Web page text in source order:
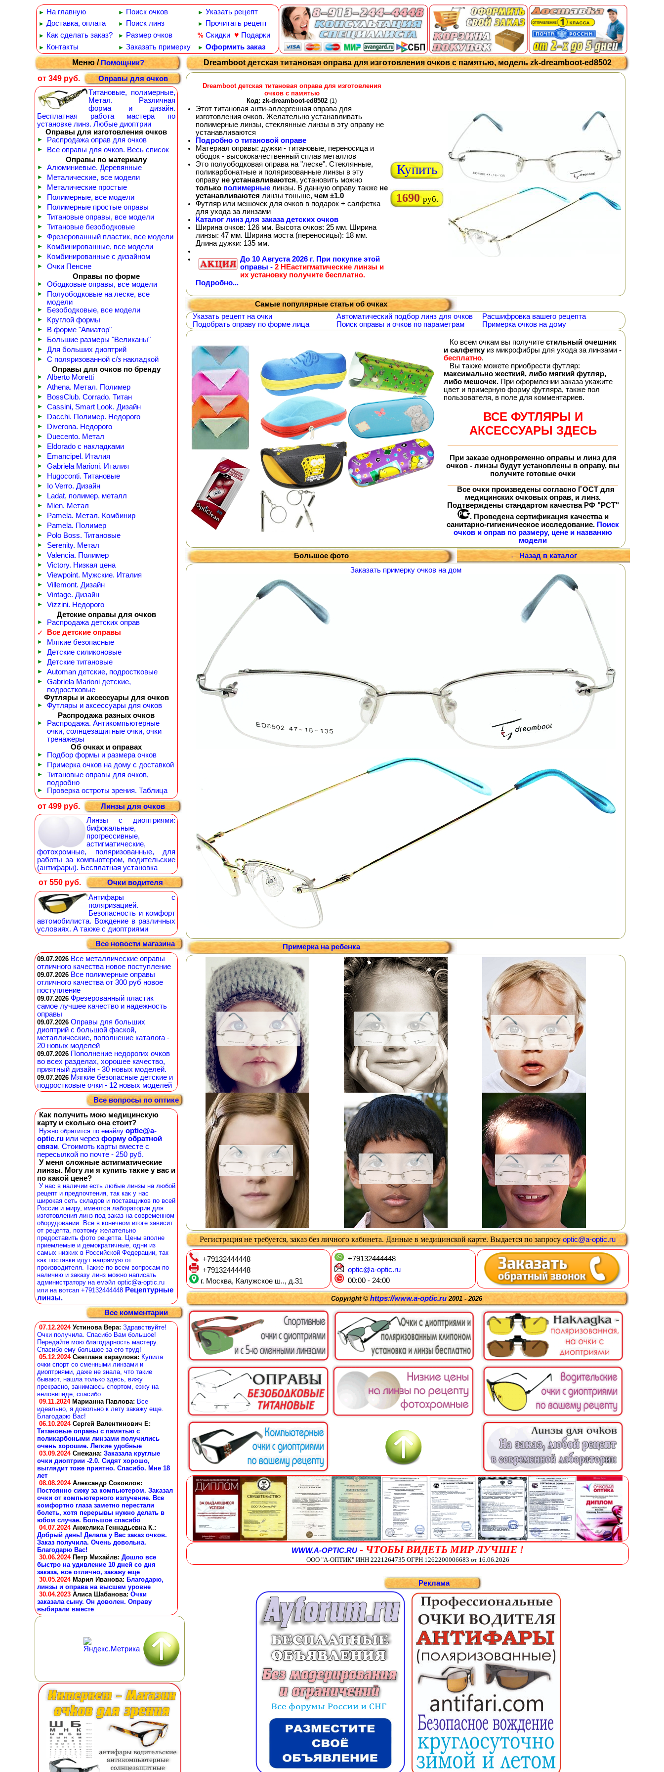
► На главную ► Поиск очков ► Указать рецепт
► Доставка, оплата ► Поиск линз ► Прочитать рецепт
► Как сделать заказ? ► Размер очков % Скидки ♥ Подарки
► Контакты ► Заказать примерку ► Оформить заказ
Меню /Помощник?
от 349 руб.
Оправы для очков
Титановые, полимерные,
Метал. Различная
форма и дизайн.
Бесплатная работа мастера по
установке линз. Любые диоптрии
Оправы для изготовления очков
► Распродажа оправ для очков
►
Все оправы для очков. Весь список
Оправы по материалу
► Алюминиевые. Деревянные
► Металические, все модели
► Металические простые
► Полимерные, все модели
► Полимерные простые оправы
► Титановые оправы, все модели
► Титановые безободковые
► Фрезерованный пластик, все модели
► Комбинированные, все модели
► Комбинированные с дизайном
►
Очки Пенсне
Оправы по форме
► Ободковые оправы, все модели
►
Полуободковые на леске, все
модели
► Безободковые, все модели
► Круглой формы
► В форме "Авиатор"
► Большие размеры "Великаны"
► Для больших диоптрий
►
С поляризованной с/з накладкой
Оправы для очков по бренду
► Alberto Moretti
► Athena. Метал. Полимер
► BossClub. Corrado. Титан
► Cassini, Smart Look. Дизайн
► Dacchi. Полимер. Недорого
► Diverona. Недорого
► Duecento. Метал
► Eldorado с накладками
► Emancipel. Италия
► Gabriela Marioni. Италия
► Hugoconti. Титановые
► Io Verro. Дизайн
► Ladat, полимер, металл
► Mien. Метал
► Pamela. Метал. Комбинир
► Pamela. Полимер
► Polo Boss. Титановые
► Serenity. Метал
► Valencia. Полимер
► Victory. Низкая цена
► Viewpoint. Мужские. Италия
► Villemont. Дизайн
► Vintage. Дизайн
►
Vizzini. Недорого
Детские оправы для очков
►
Распродажа детских оправ
✓
Все детские оправы
► Мягкие безопасные
► Детские силиконовые
► Детские титановые
► Automan детские, подростковые
►
Gabriela Marioni детские,
подростковые
Футляры и аксессуары для очков
►
Футляры и аксессуары для очков
Распродажа разных очков
►
Распродажа. Антикомпьютерные
очки, солнцезащитные очки, очки
тренажеры
Об очках и оправах
► Подбор формы и размера очков
► Примерка очков на дому с доставкой
►
Титановые оправы для очков,
подробно
► Проверка остроты зрения. Таблица
от 499 руб.
Линзы для очков
Линзы с диоптриями:
бифокальные,
прогрессивные,
астигматические,
фотохромные, поляризованные, для
работы за компьютером, водительские
(антифары). Бесплатная установка
от 550 руб.
Очки водителя
Антифары с
поляризацией.
Безопасность и комфорт
автомобилиста. Вождение в различных
условиях. А также с диоптриями
Все новости магазина
09.07.2026 Все металлические оправы
отличного качества новое поступление
09.07.2026 Все полимерные оправы
отличного качества от 300 руб новое
поступление
09.07.2026 Фрезерованный пластик
самое лучшее качество и надежность
оправы
09.07.2026 Оправы для больших
диоптрий с большой фаской,
металлические, пополнение каталога -
20 новых моделей
09.07.2026 Пополнение недорогих очков
во всех разделах, хорошее качество,
приятный дизайн - 30 новых моделей.
09.07.2026 Мягкие безопасные детские и
подростковые очки - 12 новых моделей
Все вопросы по оптике
Как получить мою медицинскую
карту и сколько она стоит?
Нужно обратится по емайлу optic@a-
optic.ru или через форму обратной
связи. Стоимоть карты вместе с
пересылкой по почте - 250 руб.
У меня сложные астигматические
линзы. Могу ли я купить такие у вас и
по какой цене?
У нас в наличии есть любые линзы на любой
рецепт и предпочтения, так как у нас
широкая сеть складов и поставщиков по всей
России и миру, имеются лаборатории для
изготовления линз под заказ на современном
оборудовании. Все в конечном итоге зависит
от рецепта, поэтому желательно
предоставить фото рецепта. Цены вполне
приемлемые и демократичные, одни из
самых низких в Российской Федерации, так
как поставки идут напрямую от
производителя. Также по всем вопросам по
наличию и заказу линз можно написать
администратору на емэйл optic@a-optic.ru
или на вотсап +79132444448 Рецептурные
линзы.
Все комментарии
07.12.2024 Устинова Вера: Здравствуйте!
Очки получила. Спасибо Вам большое!
Передайте мою благодарность мастеру.
Спасибо ему большое за его труд!
05.12.2024 Светлана караулова: Купила
очки спорт со сменными линзами и
диоптриями, даже не знала, что такие
бывают, нашла только здесь, вижу
прекрасно, занимаюсь спортом, езжу на
веловипеде, спасибо
09.11.2024 Марианна Павлова: Все
идеально, я довольно к лету закажу еще.
Благодарю Вас!
06.10.2024 Сергей Валентинович Е:
Титановые оправы с памятью с
поликарбоными линзами получились
очень хорошие. Легкие удобные
03.09.2024 Снежана: Заказала круглые
очки диоптрии -2.0. Сидят хорошо,
выглядит тоже приятно. Спасибо. Мне 18
лет
08.08.2024 Александр Соковлов:
Постоянно сижу за компьютером. Заказал
очки от компьютерного излучение. Все
комфортно глаза заметно перестали
болеть, хотя перерывы нужно делать в
юбом случае. Большое спасибо
04.07.2024 Анжелика Геннадьевна К.:
Добрый день! Делала у Вас заказ очков.
Заказ получила. Очень довольна.
Благодарю Вас!
30.06.2024 Петр Михайлв: Дошло все
быстро на удивление 10 дней со дня
заказа, все отлично, закажу еще
30.05.2024 Мария Иванова: Благодарю,
линзы и оправа на высшем уровне
30.04.2023 Алиса Шабанова: Очки
заказала сыну. Он доволен. Оправу
выбирали вместе
Dreamboot детская титановая оправа для изготовления очков с памятью, модель zk-dreamboot-ed8502
Dreamboot детская титановая оправа для изготовления
очков с памятью
Код: zk-dreamboot-ed8502 (1)
Этот титановая анти-аллергенная оправа для
изготовления очков. Желательно устанавливать
полимерные линзы, стеклянные линзы в эту оправу не
устанавливаются
Подробно о титановой оправе
Материал оправы: дужки - титановые, переносица и
ободок - высококачественный сплав металлов
Это полуободковая оправа на "леске". Стеклянные,
поликарбонатные и поляризованные линзы в эту
оправу не устанавливаются, установить можно
только полимерные линзы. В данную оправу также не
устанавливаются линзы тоньше, чем ±1.0
Футляр или мешочек для очков в подарок + салфетка
для ухода за линзами
Каталог линз для заказа детских очков
Ширина очков: 126 мм. Высота очков: 25 мм. Ширина
линзы: 47 мм. Ширина моста (переносицы): 18 мм.
Длина дужки: 135 мм.
До 10 Августа 2026 г. При покупке этой
оправы - 2 НЕастигматические линзы и
их установку получите бесплатно.
Подробно...
Купить
1690 руб.
Самые популярные статьи об очках
Указать рецепт на очки
Автоматический подбор линз для очков
Расшифровка вашего рецепта
Подобрать оправу по форме лица
Поиск оправы и очков по параметрам Примерка очков на дому
Ко всем очкам вы получите стильный очешник
и салфеткуиз микрофибры для ухода за линзами -
бесплатно.
Вы также можете приобрести футляр:
максимально жесткий, либо мягкий футляр,
либо мешочек. При оформлении заказа укажите
цвет и примерную форму футляра, также пол
пользователя, в поле для комментариев.
ВСЕ ФУТЛЯРЫ И
АКСЕССУАРЫ ЗДЕСЬ
При заказе одновременнооправы и линз для
очков - линзы будут установлены в оправу, вы
получите готовые очки
Все очки произведены согласно ГОСТ для
медицинских очковых оправ, и линз.
Подтверждены стандартом качества РФ "РСТ"
. Проведена сертификация качества и
санитарно-гигиеническое исследование. Поиск
очков и оправ по размеру, цене и названию
модели
Большое фото
← Назад в каталог
Заказать примерку очков на дом
Примерка на ребенка
Регистрация не требуется, заказ без личного кабинета. Данные в медицинской карте. Выдается по запросуoptic@a-optic.ru
+79132444448
+79132444448
г. Москва, Калужское ш.., д.31
+79132444448
optic@a-optic.ru
00:00 - 24:00
Copyright © https://www.a-optic.ru 2001 - 2026
WWW.A-OPTIC.RU - ЧТОБЫ ВИДЕТЬ МИР ЛУЧШЕ !
ООО "А-ОПТИК" ИНН 2221264735 ОГРН 1262200006683 от 16.06.2026
Реклама